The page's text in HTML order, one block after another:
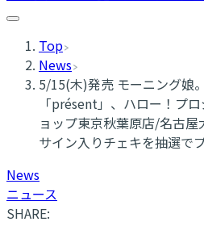
Top
News
5/15(木)発売 モーニング娘
「présent」、ハロー！プ
ョップ東京秋葉原店/名古
サイン入りチェキを抽選で
News
ニュース
SHARE: